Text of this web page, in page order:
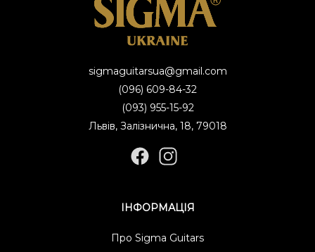
sigmaguitarsua@gmail.com
(096) 609-84-32
(093) 955-15-92
Львів, Залізнична, 18, 79018
ІНФОРМАЦІЯ
Про Sigma Guitars